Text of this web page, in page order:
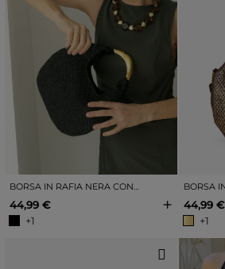
BORSA IN RAFIA NERA CON DETTAGLI IN METALLO
44,99 €
+1
+
44,99 €
+1